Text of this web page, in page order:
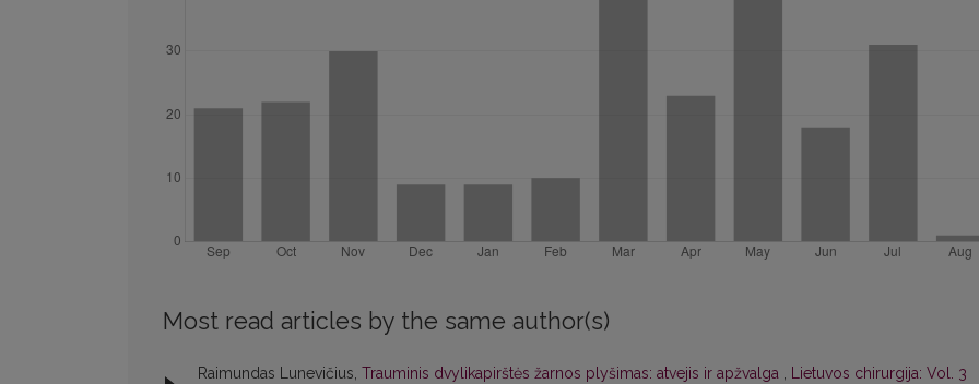
Most read articles by the same author(s)
Raimundas Lunevičius, Trauminis dvylikapirštės žarnos plyšimas: atvejis ir apžvalga , Lietuvos chirurgija: Vol. 3